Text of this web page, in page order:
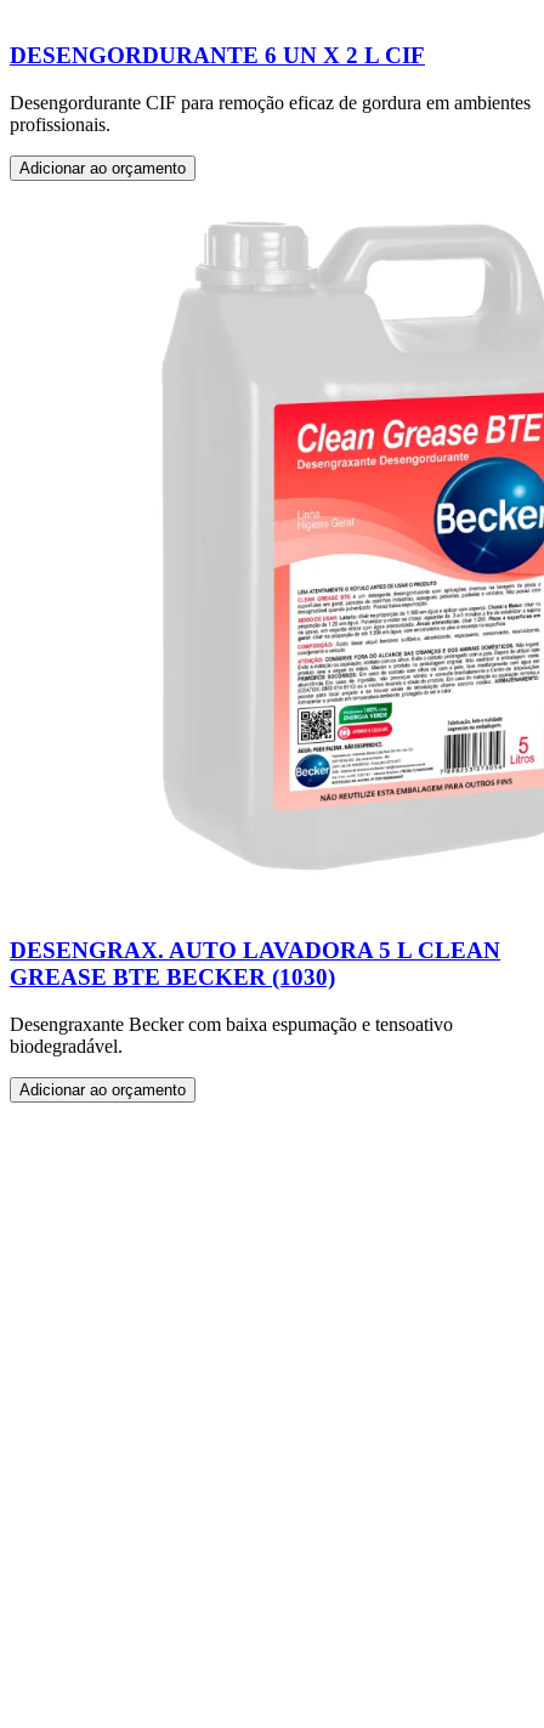
DESENGORDURANTE 6 UN X 2 L CIF
Desengordurante CIF para remoção eficaz de gordura em ambientes
profissionais.
Adicionar ao orçamento
DESENGRAX. AUTO LAVADORA 5 L CLEAN
GREASE BTE BECKER (1030)
Desengraxante Becker com baixa espumação e tensoativo
biodegradável.
Adicionar ao orçamento